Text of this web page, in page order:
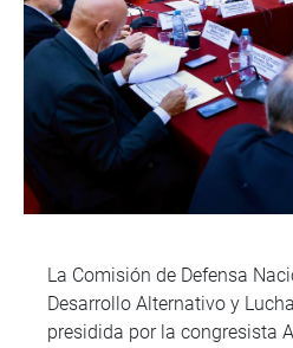
La Comisión de Defensa
Desarrollo Alternativo y
presidida por la congresista